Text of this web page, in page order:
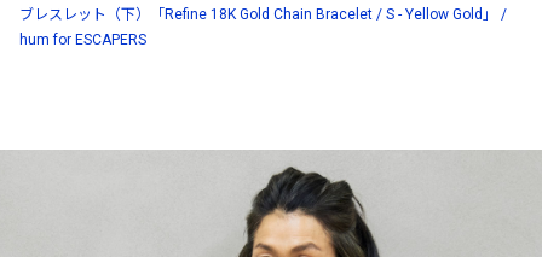
ブレスレット（下）「Refine 18K Gold Chain Bracelet / S - Yellow Gold」 /
hum for ESCAPERS